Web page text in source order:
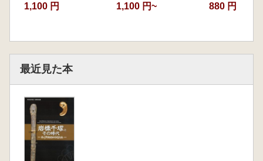
1,100 円 1,100 円~ 880 円
最近見た本